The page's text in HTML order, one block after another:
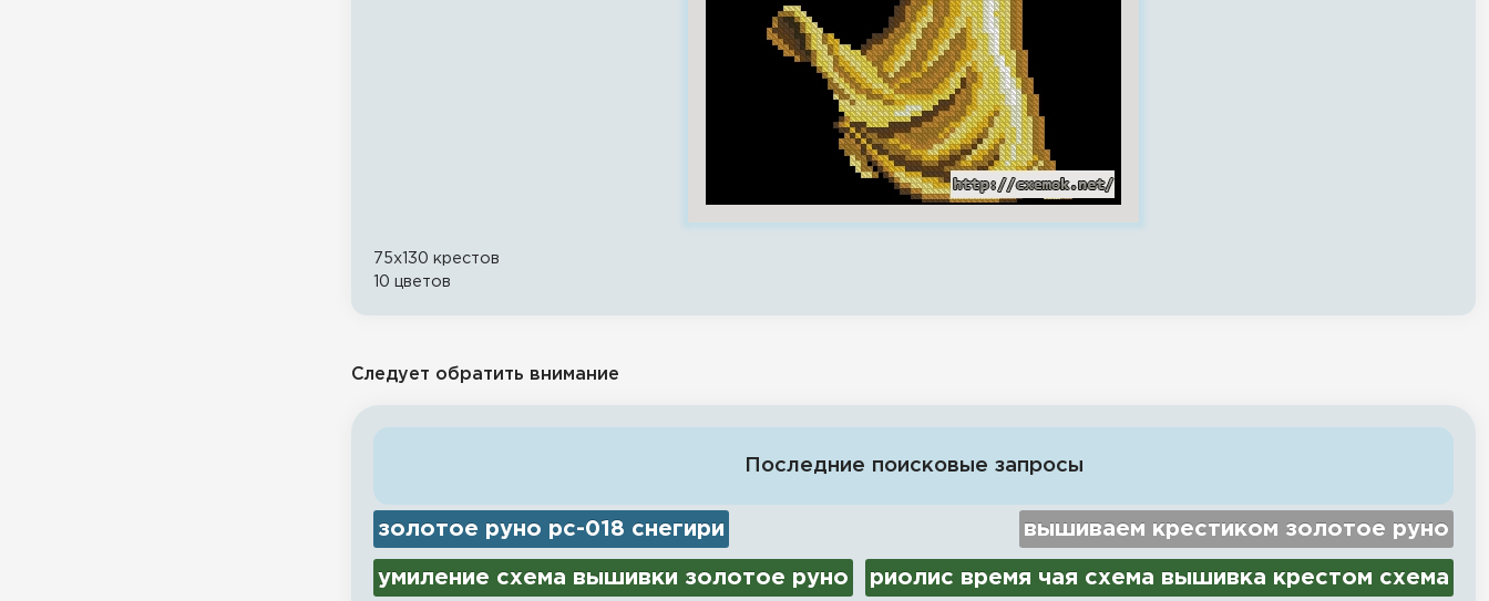
75x130 крестов
10 цветов
Следует обратить внимание
Последние поисковые запросы
золотое руно рс-018 снегири вышиваем крестиком золотое руно
умиление схема вышивки золотое руно риолис время чая схема вышивка крестом схема